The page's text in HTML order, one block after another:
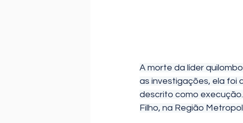
A morte da líder
as investigações, ela foi
descrito como
Filho, na Região